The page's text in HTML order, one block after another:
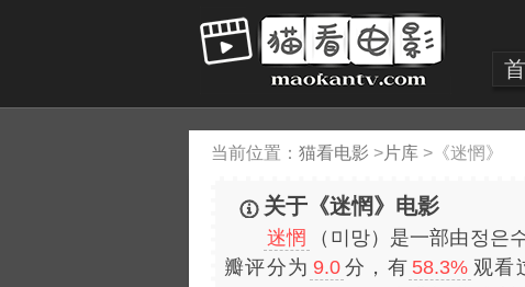
当前位置： 猫看电影 >片库 > 《迷惘》
关于《迷惘》电影
迷惘 （미망）是一部由정
瓣评分为 9.0 分，有 58.3% 观看